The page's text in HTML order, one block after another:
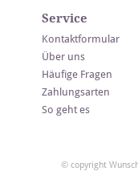
Service
Kontaktformular
Über uns
Häufige Fragen
Zahlungsarten
So geht es
© copyright